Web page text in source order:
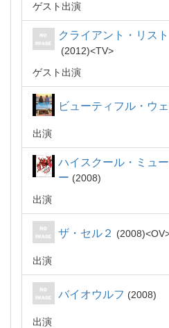
ゲスト出演
クライアント・リス
2012
TV
ゲスト出演
ビューティフル・ウ
出演
ハイスクール・ミュ
ー
2008
出演
ザ・セル２ 2008 OV
出演
バイオウルフ 2008
出演